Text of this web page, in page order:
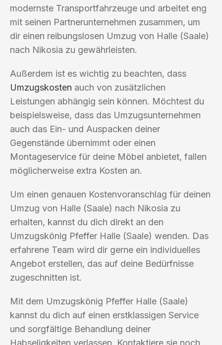
modernste Transportfahrzeuge und arbeitet eng
mit seinen Partnerunternehmen zusammen, um
dir einen reibungslosen Umzug von Halle (Saale)
nach Nikosia zu gewährleisten.
Außerdem ist es wichtig zu beachten, dass
Umzugskosten auch von zusätzlichen
Leistungen abhängig sein können. Möchtest du
beispielsweise, dass das Umzugsunternehmen
auch das Ein- und Auspacken deiner
Gegenstände übernimmt oder einen
Montageservice für deine Möbel anbietet, fallen
möglicherweise extra Kosten an.
Um einen genauen Kostenvoranschlag für deinen
Umzug von Halle (Saale) nach Nikosia zu
erhalten, kannst du dich direkt an den
Umzugskönig Pfeffer Halle (Saale) wenden. Das
erfahrene Team wird dir gerne ein individuelles
Angebot erstellen, das auf deine Bedürfnisse
zugeschnitten ist.
Mit dem Umzugskönig Pfeffer Halle (Saale)
kannst du dich auf einen erstklassigen Service
und sorgfältige Behandlung deiner
Habseligkeiten verlassen. Kontaktiere sie noch